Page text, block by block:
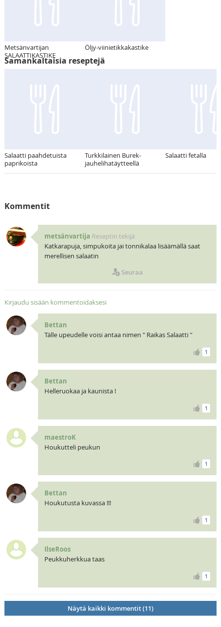
Metsänvartijan
SALAATTIKASTIKE
Öljy-viinietikkakastike
Samankaltaisia reseptejä
Salaatti paahdetuista
paprikoista
Turkkilainen Burek-
jauhelihatäytteellä
Salaatti fetalla
Kommentit
metsänvartija Reseptin tekijä
Katkarapuja, simpukoita jai tonnikalaa lisäämällä saat
merellisen salaatin
Seuraa
Kirjaudu sisään kommentoidaksesi
Bettan
Tälle upeudelle voisi antaa nimen " Raikas Salaatti "
1
Bettan
Helleruokaa ja kaunista !
1
maestroK
Houkutteli peukun
1
Bettan
Houkutusta kuvassa !!!
1
IlseRoos
Peukkuherkkua taas
1
Näytä kaikki kommentit (11)